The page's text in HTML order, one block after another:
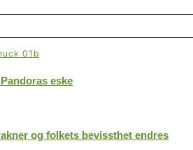
eske
og folkets bevissthet endres